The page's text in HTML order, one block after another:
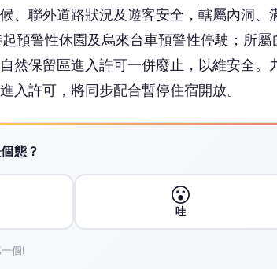
、聯外道路狀況及遊客安全，轄屬內洞、
預警性休園及烏來台車預警性停駛；所屬
然保留區進入許可一併廢止，以維安全。
入許可，將同步配合暫停住宿開放。
態？
😮
哇
個!